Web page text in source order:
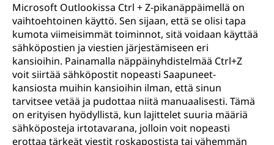
Microsoft Outlookissa Ctrl + Z-pikanäppäimellä on
vaihtoehtoinen käyttö. Sen sijaan, että se olisi tapa
kumota viimeisimmät toiminnot, sitä voidaan käyttää
sähköpostien ja viestien järjestämiseen eri
kansioihin. Painamalla näppäinyhdistelmää Ctrl+Z
voit siirtää sähköpostit nopeasti Saapuneet-
kansiosta muihin kansioihin ilman, että sinun
tarvitsee vetää ja pudottaa niitä manuaalisesti. Tämä
on erityisen hyödyllistä, kun lajittelet suuria määriä
sähköposteja irtotavarana, jolloin voit nopeasti
erottaa tärkeät viestit roskapostista tai vähemmän